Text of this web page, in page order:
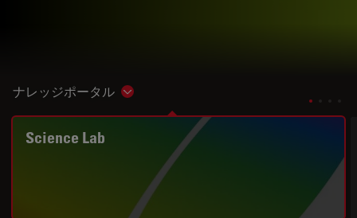
ナレッジポータル Show subnavigation
Science Lab